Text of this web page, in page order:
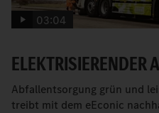
03:04
ELEKTRISIERENDER
Abfallentsorgung grün und
treibt mit dem eEconic